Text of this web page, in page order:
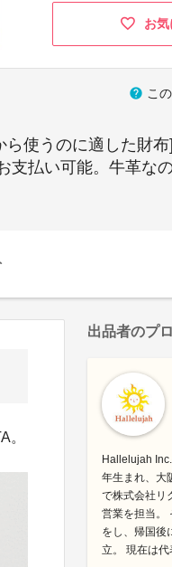
お
help こ
使うのに適した財
払い可能。牛革な
。
出品者のプ
Hallelujah
年生まれ、大
で株式会社リ
営業を担当。
をし、帰国後
立。 現在は代